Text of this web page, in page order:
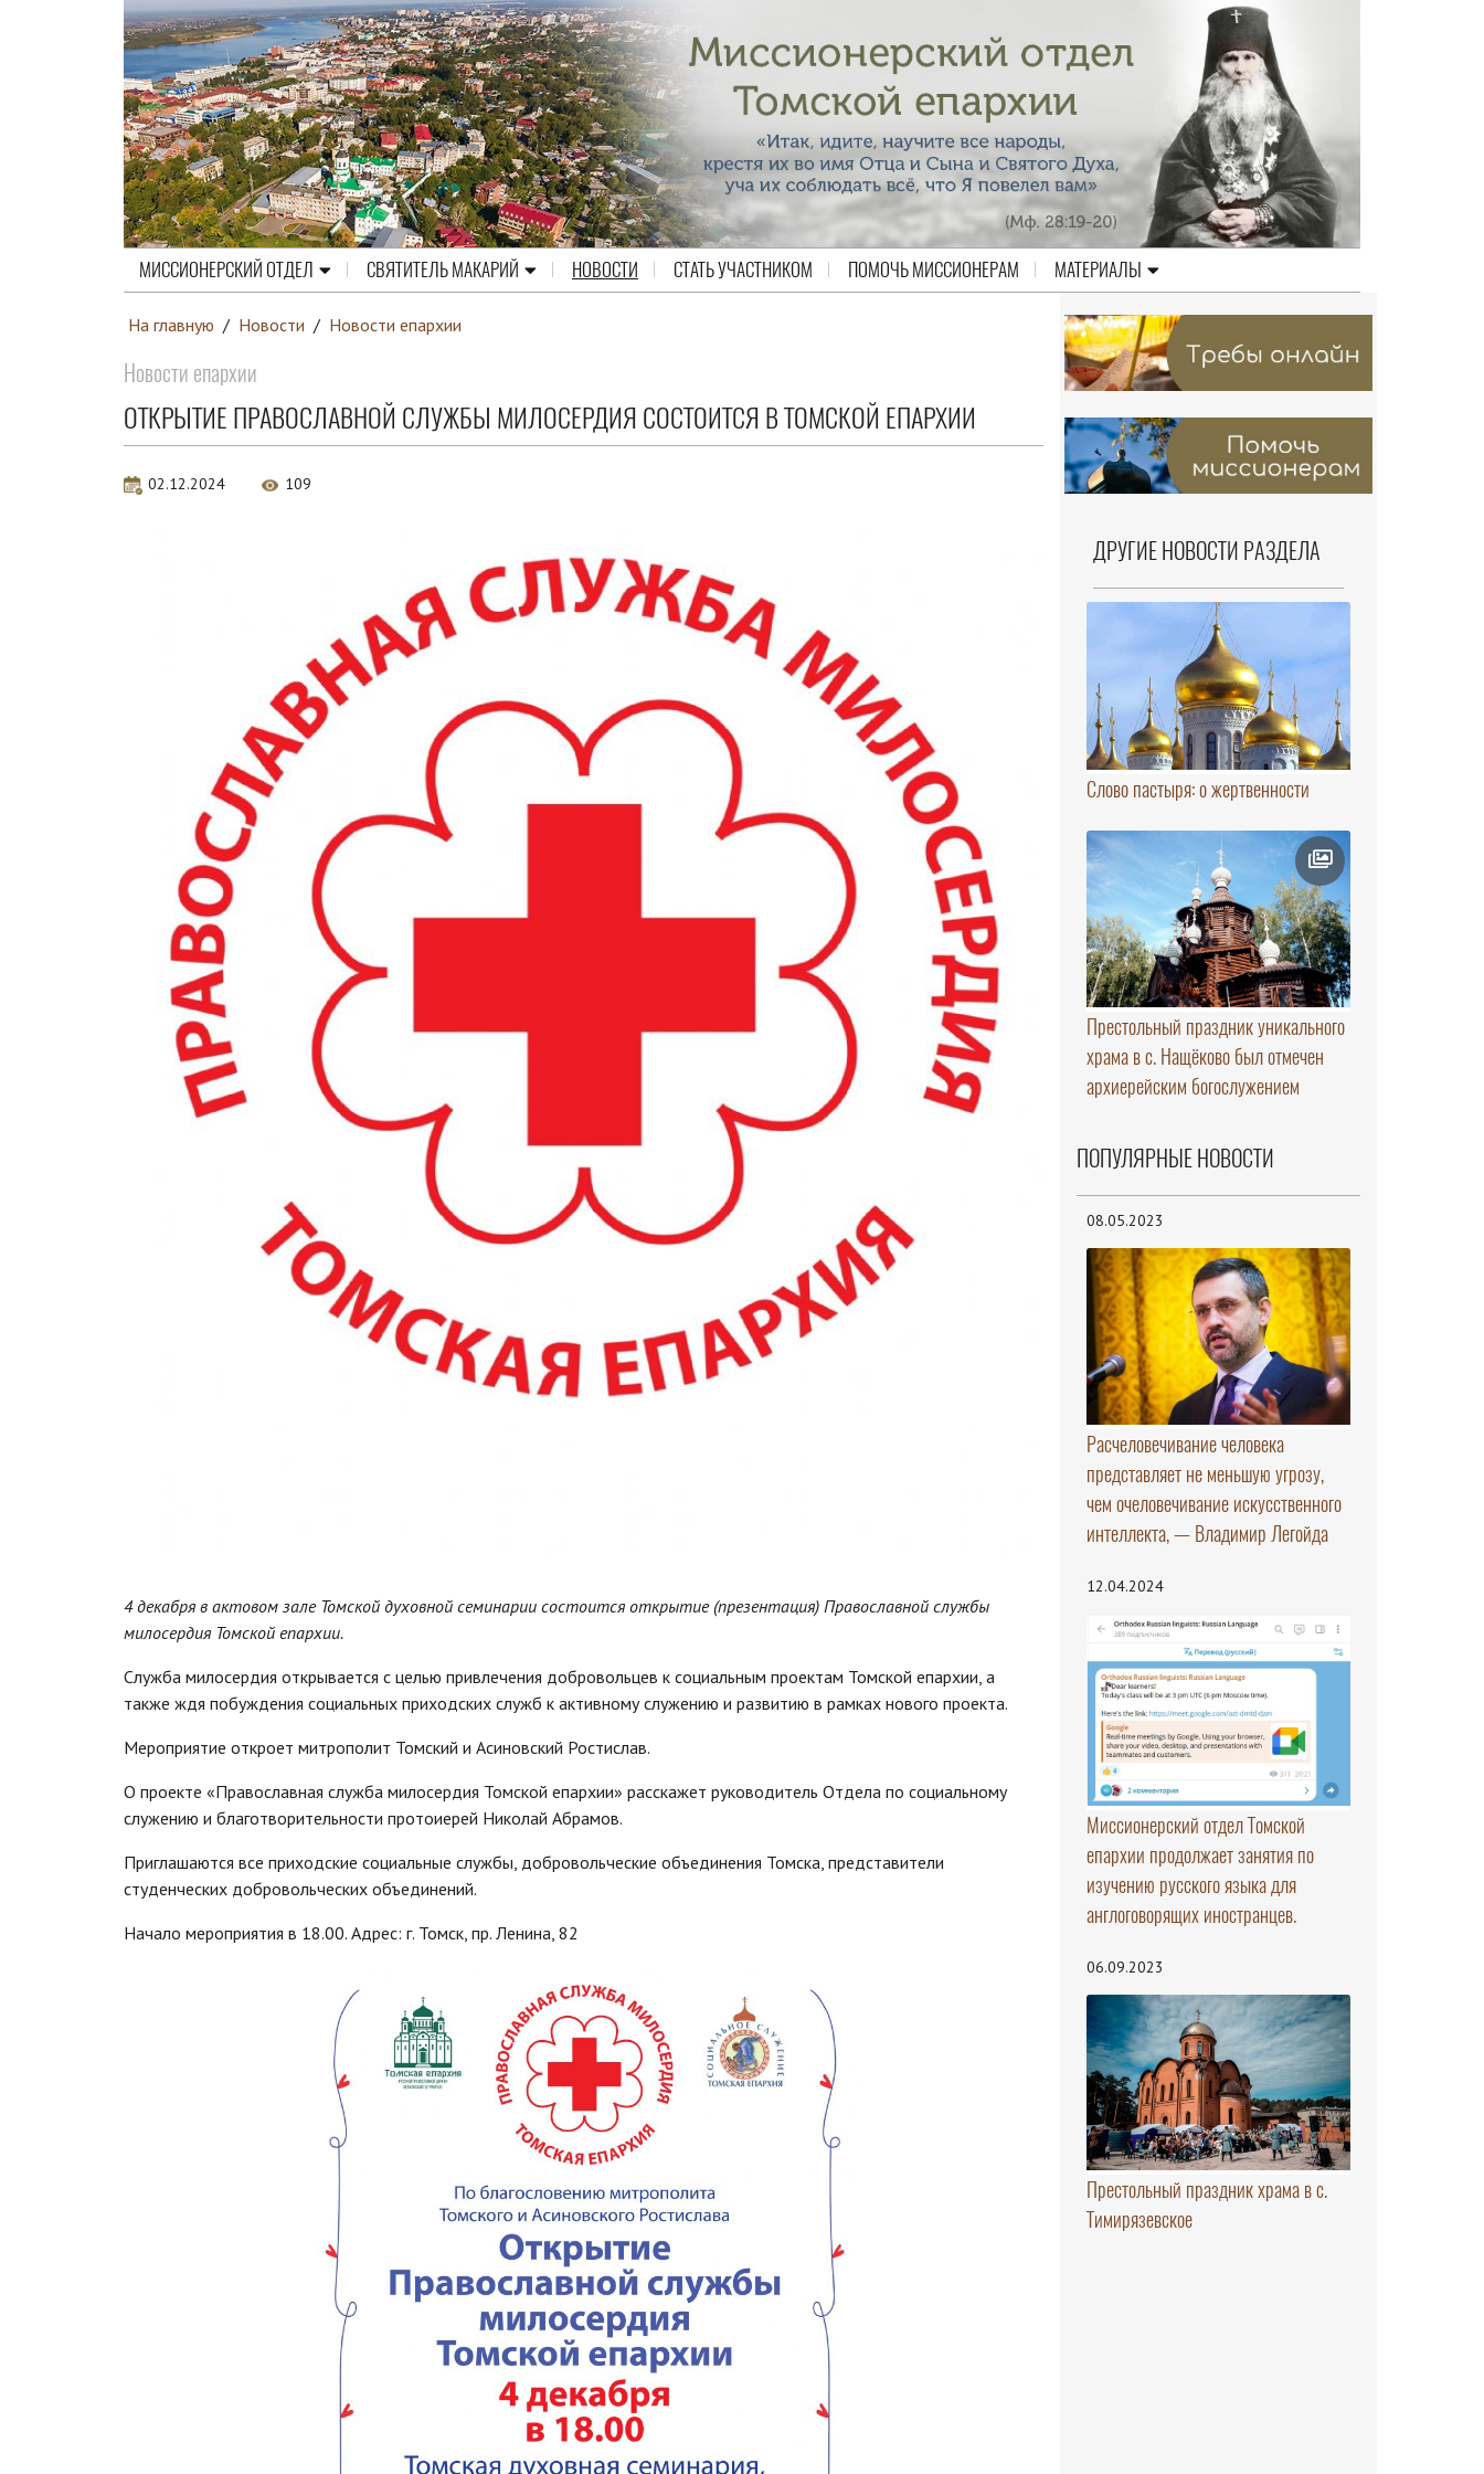
МИССИОНЕРСКИЙ ОТДЕЛ СВЯТИТЕЛЬ МАКАРИЙ НОВОСТИ СТАТЬ УЧАСТНИКОМ ПОМОЧЬ МИССИОНЕРАМ МАТЕРИАЛЫ
На главную / Новости / Новости епархии
Новости епархии
ОТКРЫТИЕ ПРАВОСЛАВНОЙ СЛУЖБЫ МИЛОСЕРДИЯ СОСТОИТСЯ В ТОМСКОЙ ЕПАРХИИ
02.12.2024 109
4 декабря в актовом зале Томской духовной семинарии состоится открытие (презентация) Православной службы
милосердия Томской епархии.
Служба милосердия открывается с целью привлечения добровольцев к социальным проектам Томской епархии, а
также ждя побуждения социальных приходских служб к активному служению и развитию в рамках нового проекта.
Мероприятие откроет митрополит Томский и Асиновский Ростислав.
О проекте «Православная служба милосердия Томской епархии» расскажет руководитель Отдела по социальному
служению и благотворительности протоиерей Николай Абрамов.
Приглашаются все приходские социальные службы, добровольческие объединения Томска, представители
студенческих добровольческих объединений.
Начало мероприятия в 18.00. Адрес: г. Томск, пр. Ленина, 82
ДРУГИЕ НОВОСТИ РАЗДЕЛА
Слово пастыря: о жертвенности
Престольный праздник уникального
храма в с. Нащёково был отмечен
архиерейским богослужением
ПОПУЛЯРНЫЕ НОВОСТИ
08.05.2023
Расчеловечивание человека
представляет не меньшую угрозу,
чем очеловечивание искусственного
интеллекта, — Владимир Легойда
12.04.2024
Миссионерский отдел Томской
епархии продолжает занятия по
изучению русского языка для
англоговорящих иностранцев.
06.09.2023
Престольный праздник храма в с.
Тимирязевское